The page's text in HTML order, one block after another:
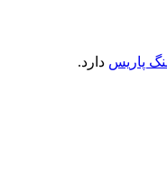
پاریس دارد.